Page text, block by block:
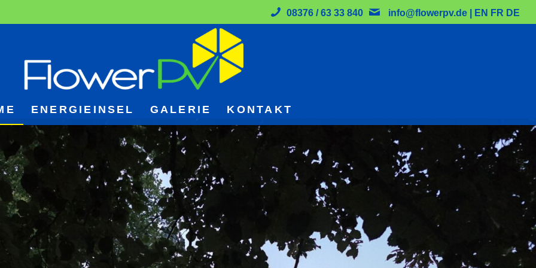
08376 / 63 33 840 info@flowerpv.de EN FR DE
ENERGIEINSEL GALERIE KONTAKT